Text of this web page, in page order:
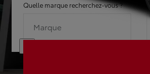
Quelle marque recherchez-vous ?
Marque